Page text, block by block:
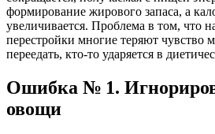
формирование жирового запаса, а
увеличивается. Проблема в том, что
перестройки многие теряют чувство
переедать, кто-то ударяется в
Ошибка № 1.
овощи